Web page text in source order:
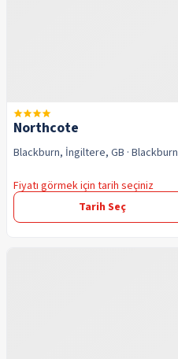
Northcote
Blackburn, İngiltere, GB · Blackburn
Fiyatı görmek için tarih seçiniz
Tarih Seç